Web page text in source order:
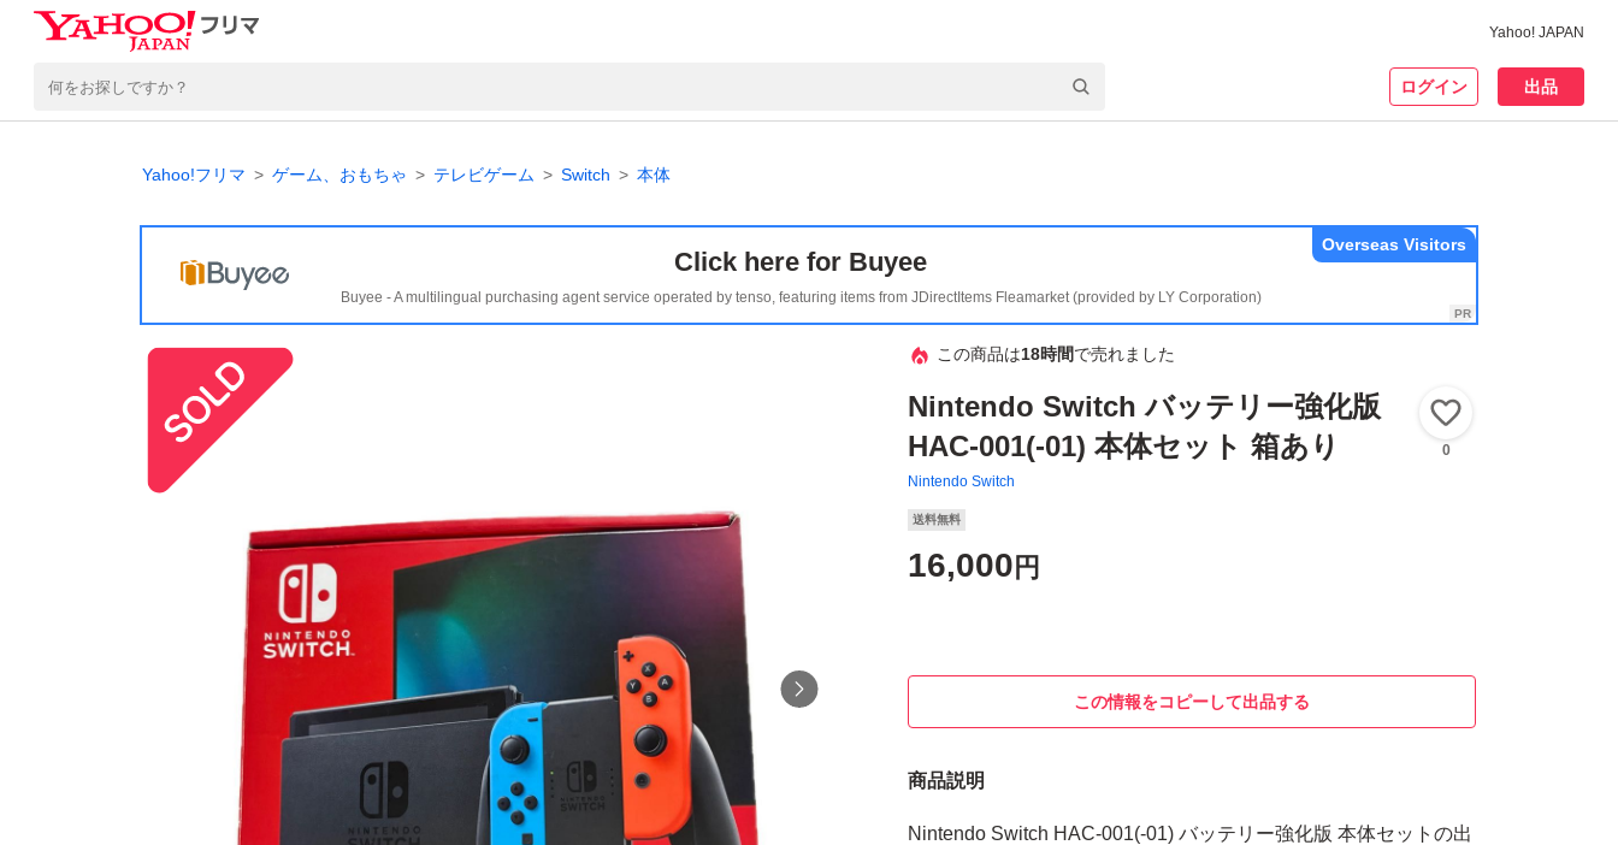
Yahoo! JAPAN
ログイン 出品
Yahoo!フリマ ゲーム、おもちゃ テレビゲーム Switch 本体
Click here for Buyee
Buyee - A multilingual purchasing agent service operated by tenso, featuring items from JDirectItems Fleamarket (provided by LY Corporation)
Overseas Visitors
この商品は18時間で売れました
Nintendo Switch バッテリー強化版
HAC-001(-01) 本体セット 箱あり
Nintendo Switch
0
送料無料
16,000 円
この情報をコピーして出品する
商品説明
Nintendo Switch HAC-001(-01) バッテリー強化版 本体セットの出